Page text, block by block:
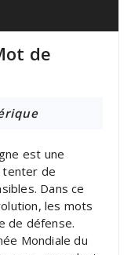
de
est une
tenter de
Dans ce
les mots
de défense.
Mondiale du